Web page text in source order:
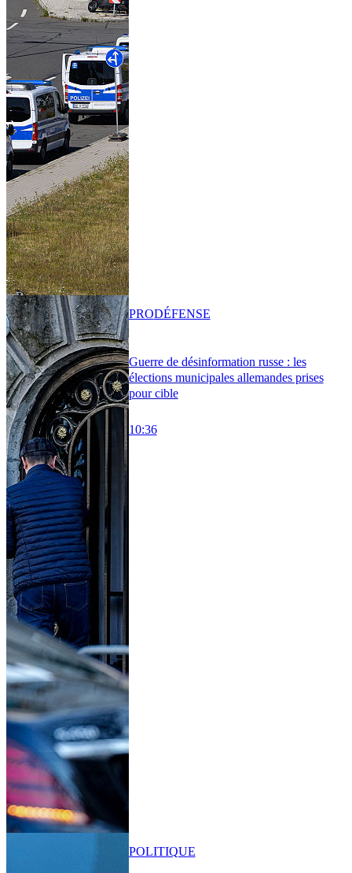
Guerre de désinformation russe : les
élections municipales allemandes prises
pour cible
10:36
PRODÉFENSE
POLITIQUE